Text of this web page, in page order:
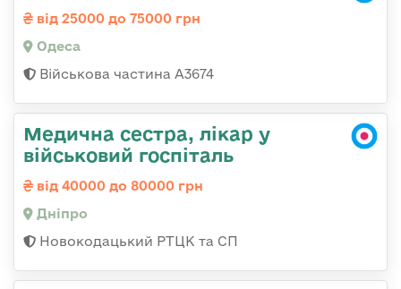
від 25000 до 75000 грн
Одеса
Військова частина А3674
Медична сестра, лікар у
військовий госпіталь
від 40000 до 80000 грн
Дніпро
Новокодацький РТЦК та СП